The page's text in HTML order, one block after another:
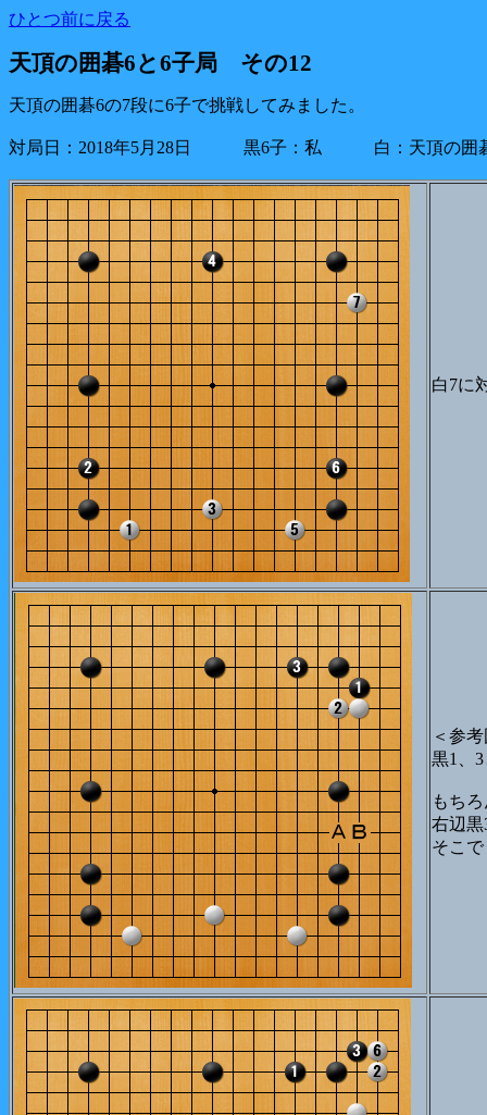
ひとつ前に戻る
天頂の囲碁6と6子局 その12
天頂の囲碁6の7段に6子で挑戦してみました。
対局日：2018年5月28日 黒6子：私 白：天頂の囲
白7に
＜参
黒1、
もち
右辺
そこ